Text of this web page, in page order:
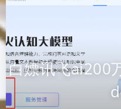
白嫖讯飞ai200